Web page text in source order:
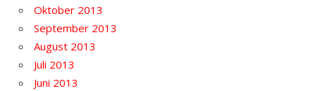
Oktober 2013
September 2013
August 2013
Juli 2013
Juni 2013